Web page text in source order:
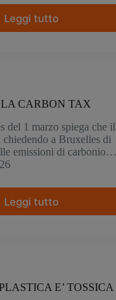
Leggi tutto
economia
Gubbio
CARBON TAX
1 marzo spiega che il
chiedendo a Bruxelles di
emissioni di carbonio…
Leggi tutto
I
E’ TOSSICA